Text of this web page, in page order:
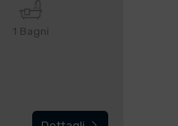
1 Bagni